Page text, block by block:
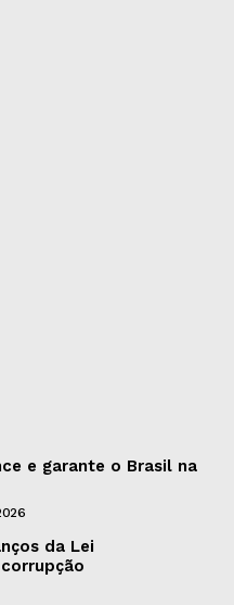
e garante o Brasil na
da Lei